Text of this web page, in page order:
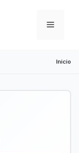
Menu
Inicio